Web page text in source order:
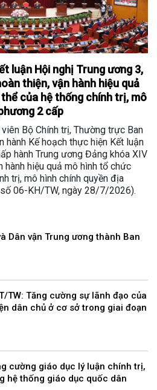
luận Hội nghị Trung ương 3,
thiện, vận hành hiệu quả
của hệ thống chính trị, mô
2 cấp
Bộ Chính trị, Thường trực Ban
hành Kế hoạch thực hiện Kết luận
hành Trung ương Đảng khóa XIV
hành hiệu quả mô hình tổ chức
trị, mô hình chính quyền địa
06-KH/TW, ngày 28/7/2026).
Dân vận Trung ương thành Ban
TW: Tăng cường sự lãnh đạo của
dân chủ ở cơ sở trong giai đoạn
cường giáo dục lý luận chính trị,
hệ thống giáo dục quốc dân